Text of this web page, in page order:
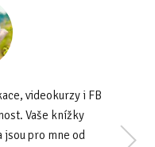
videokurzy i FB
Vaše knížky
jsou pro mne od